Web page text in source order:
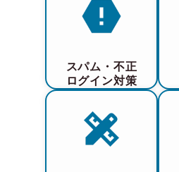
スパム・不正
ログイン対策